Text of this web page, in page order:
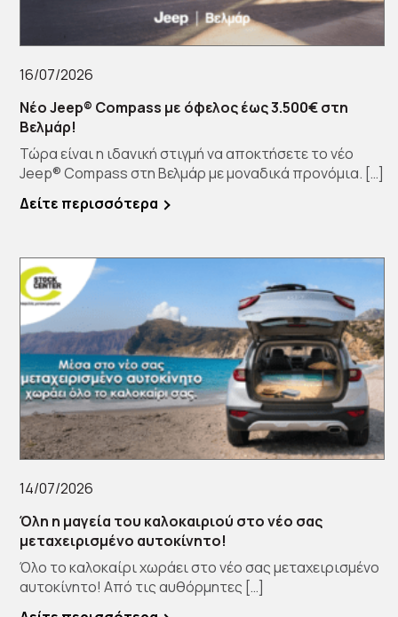
16/07/2026
Νέο Jeep® Compass με όφελος έως 3.500€ στη
Βελμάρ!
Τώρα είναι η ιδανική στιγμή να αποκτήσετε το νέο
Jeep® Compass στη Βελμάρ με μοναδικά προνόμια. […]
Δείτε περισσότερα
14/07/2026
Όλη η μαγεία του καλοκαιριού στο νέο σας
μεταχειρισμένο αυτοκίνητο!
Όλο το καλοκαίρι χωράει στο νέο σας μεταχειρισμένο
αυτοκίνητο! Από τις αυθόρμητες […]